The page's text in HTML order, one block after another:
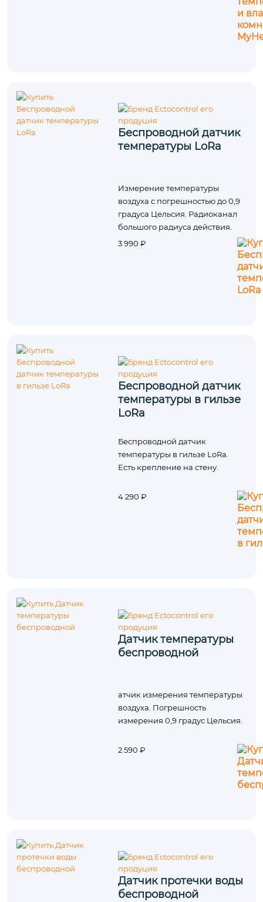
Беспроводной датчик
температуры LoRa
Измерение температуры
воздуха с погрешностью до 0,9
градуса Цельсия. Радиоканал
большого радиуса действия.
3 990 ₽
Беспроводной датчик
температуры в гильзе
LoRa
Беспроводной датчик
температуры в гильзе LoRa.
Есть крепление на стену.
4 290 ₽
Датчик температуры
беспроводной
атчик измерения температуры
воздуха. Погрешность
измерения 0,9 градус Цельсия.
2 590 ₽
Датчик протечки воды
беспроводной